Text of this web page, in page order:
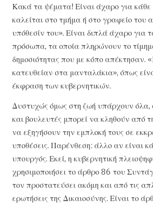
Κακά τα ψέματα! Είναι άχαρο για κάθε
καλείται στο τμήμα ή στο γραφείο του
υπόθεσίν του». Είναι διπλά άχαρο για
πρόσωπα, τα οποία πληρώνουν το
δημοσιότητας που με κόπο απέκτησαν.
κατευθείαν στα μανταλάκια», όπως
έκφραση των κυβερνητικών.
Δυστυχώς όμως στη ζωή υπάρχουν όλα,
και βουλευτές μπορεί να κληθούν από
να εξηγήσουν την εμπλοκή τους σε
υποθέσεις. Παρένθεση: άλλο αν είναι
υπουργός. Εκεί, η κυβερνητική
χρησιμοποιήσει το άρθρο 86 του
τον προστατεύσει ακόμη και από τις
ερωτήσεις της Δικαιοσύνης. Είναι το